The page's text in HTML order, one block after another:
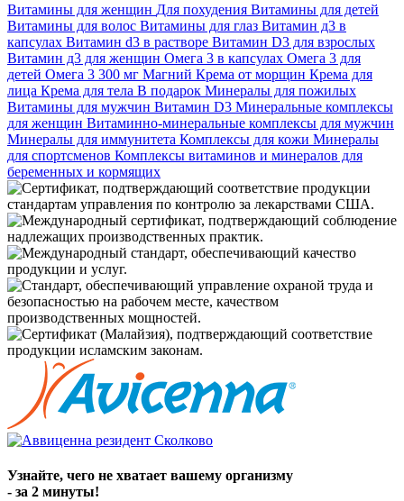
Витамины для женщин Для похудения Витамины для детей
Витамины для волос Витамины для глаз Витамин д3 в
капсулах Витамин d3 в растворе Витамин D3 для взрослых
Витамин д3 для женщин Омега 3 в капсулах Омега 3 для
детей Омега 3 300 мг Магний Крема от морщин Крема для
лица Крема для тела В подарок Минералы для пожилых
Витамины для мужчин Витамин D3 Минеральные комплексы
для женщин Витаминно-минеральные комплексы для мужчин
Минералы для иммунитета Комплексы для кожи Минералы
для спортсменов Комплексы витаминов и минералов для
беременных и кормящих
Узнайте, чего не хватает вашему организму
- за 2 минуты!